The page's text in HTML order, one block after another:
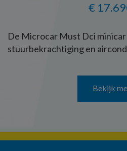
€
De Microcar Must Dci
stuurbekrachtiging en
Bekijk